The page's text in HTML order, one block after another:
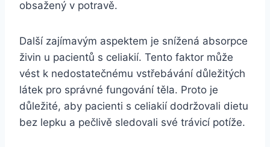
obsažený v potravě.
Další zajímavým aspektem je snížená absorpce
živin u pacientů s celiakií. Tento faktor může
vést k nedostatečnému vstřebávání důležitých
látek pro správné fungování těla. Proto je
důležité, aby pacienti s celiakií dodržovali dietu
bez lepku a pečlivě sledovali své trávicí potíže.